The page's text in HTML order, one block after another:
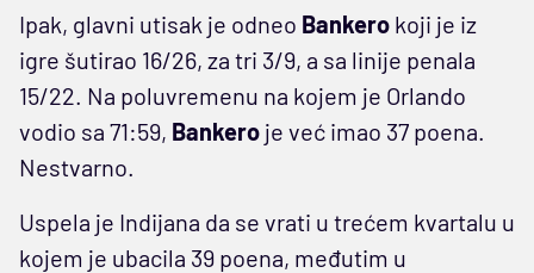
Ipak, glavni utisak je odneo Bankero koji je iz
igre šutirao 16/26, za tri 3/9, a sa linije penala
15/22. Na poluvremenu na kojem je Orlando
vodio sa 71:59, Bankero je već imao 37 poena.
Nestvarno.
Uspela je Indijana da se vrati u trećem kvartalu u
kojem je ubacila 39 poena, međutim u